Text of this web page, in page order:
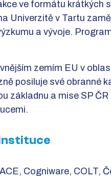
ve formátu krátkých
Univerzitě v Tartu
a vývoje.
zemím EU v
posiluje své obranné
základnu a mise SP
Cogniware, COLT,